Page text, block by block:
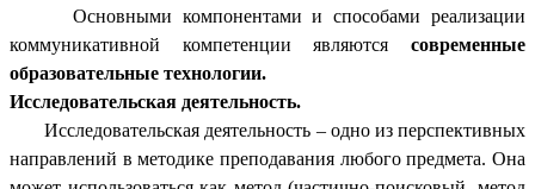
Основными компонентами и способами реализации
коммуникативной компетенции являются современные
образовательные технологии.
Исследовательская деятельность.
Исследовательская деятельность – одно из перспективных
направлений в методике преподавания любого предмета. Она